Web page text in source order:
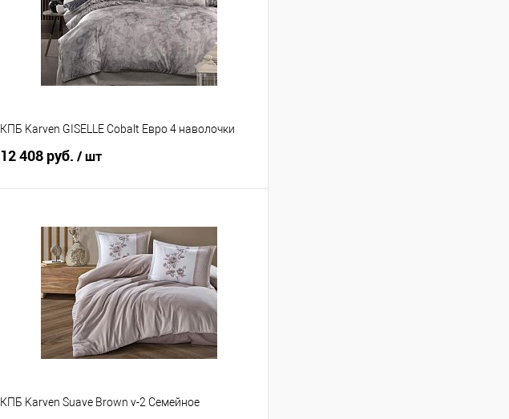
КПБ Karven GISELLE Cobalt Евро 4 наволочки
12 408 руб. / шт
Купить в 1 клик
Сравнение
В избранное
В наличии
КПБ Karven Suave Brown v-2 Семейное